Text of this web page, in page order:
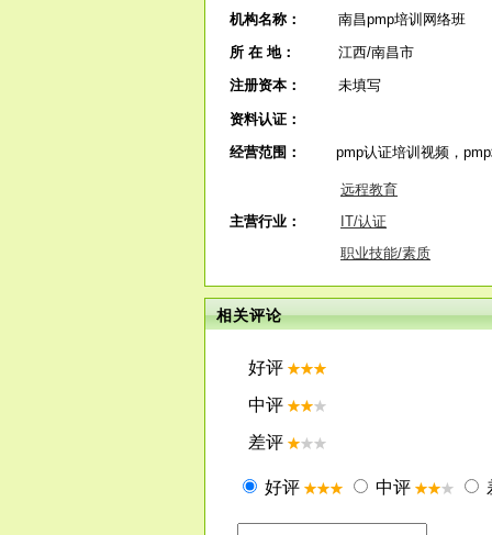
机构名称：
南昌pmp培训网络班
所 在 地：
江西/南昌市
注册资本：
未填写
资料认证：
经营范围：
pmp认证培训视频，
主营行业：
远程教育
IT/认证
职业技能/素质
相关评论